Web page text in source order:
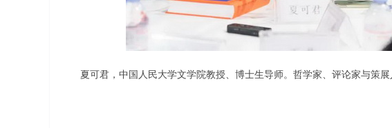
夏可君，中国人民大学文学院教授、博士生导师。哲学家、评论家与策展